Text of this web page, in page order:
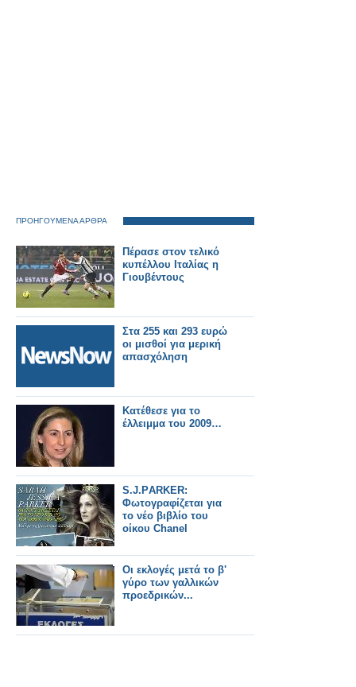
ΠΡΟΗΓΟΥΜΕΝΑ ΑΡΘΡΑ
Πέρασε στον τελικό
κυπέλλου Ιταλίας η
Γιουβέντους
Στα 255 και 293 ευρώ
οι μισθοί για μερική
απασχόληση
Κατέθεσε για το
έλλειμμα του 2009…
S.J.PΑRΚΕR:
Φωτογραφίζεται για
το νέο βιβλίο του
οίκου Chanel
Οι εκλογές μετά το β'
γύρο των γαλλικών
προεδρικών...